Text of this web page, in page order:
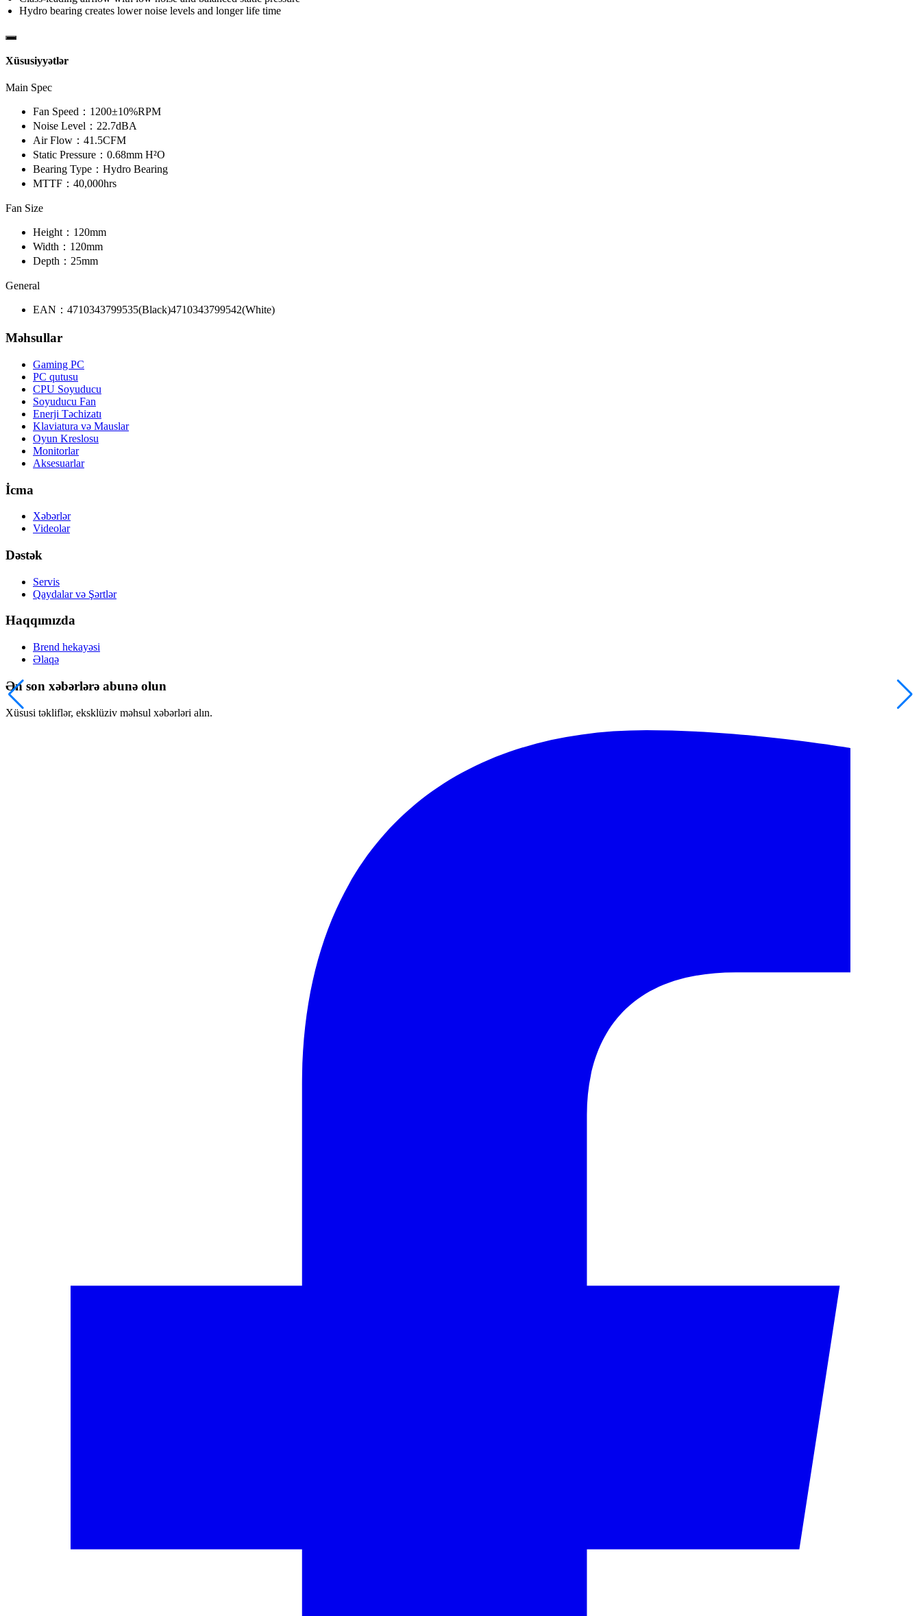
Hydro bearing creates lower noise levels and longer life time
Xüsusiyyətlər
Main Spec
Fan Speed： 1200±10%RPM
Noise Level： 22.7dBA
Air Flow： 41.5CFM
Static Pressure： 0.68mm H²O
Bearing Type： Hydro Bearing
MTTF： 40,000hrs
Fan Size
Height： 120mm
Width： 120mm
Depth： 25mm
General
EAN： 4710343799535(Black)4710343799542(White)
Məhsullar
Gaming PC
PC qutusu
CPU Soyuducu
Soyuducu Fan
Enerji Təchizatı
Klaviatura və Mauslar
Oyun Kreslosu
Monitorlar
Aksesuarlar
İcma
Xəbərlər
Videolar
Dəstək
Servis
Qaydalar və Şərtlər
Haqqımızda
Brend hekayəsi
Əlaqə
Ən son xəbərlərə abunə olun
Xüsusi təkliflər, eksklüziv məhsul xəbərləri alın.